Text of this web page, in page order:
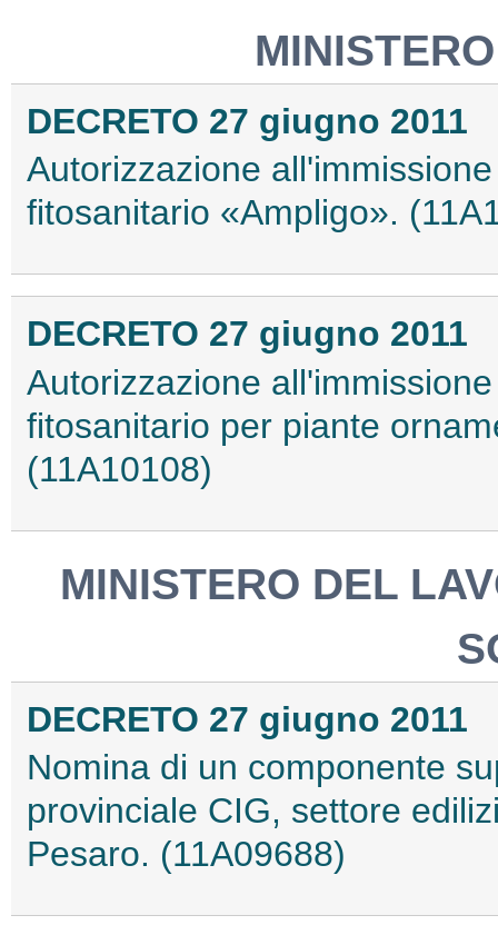
DECRETO 27 giugno 2011
Autorizzazione
fitosanitario «Ampligo».
DECRETO 27 giugno 2011
Autorizzazione
fitosanitario per piante
(11A10108)
MINISTERO DEL
DECRETO 27 giugno 2011
Nomina di un componente
provinciale CIG, settore
Pesaro. (11A09688)